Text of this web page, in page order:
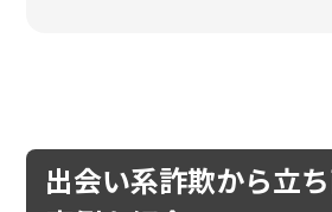
出会い系詐欺から立